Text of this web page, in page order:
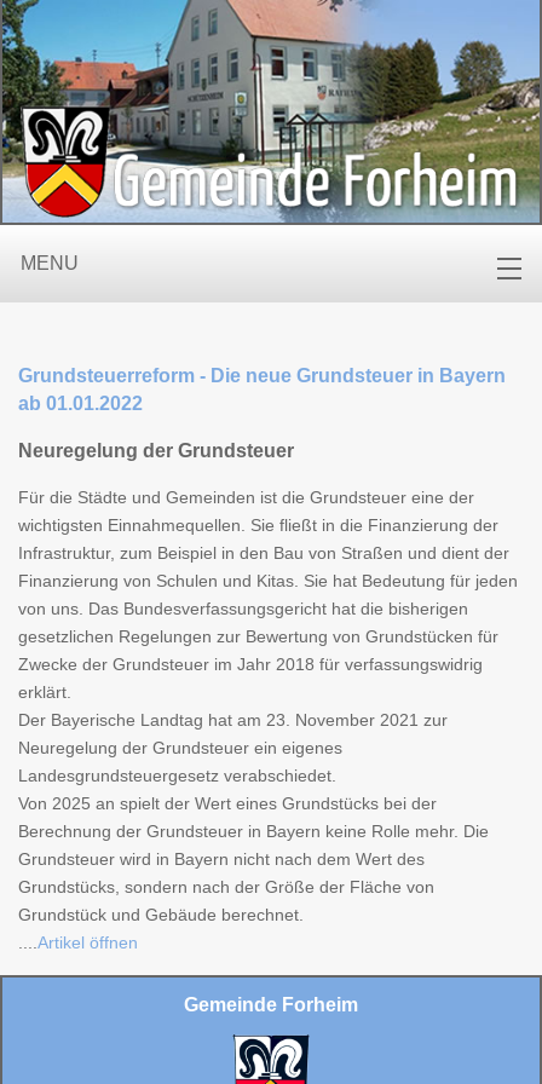
MENU
Grundsteuerreform - Die neue Grundsteuer in Bayern
ab 01.01.2022
Neuregelung der Grundsteuer
Für die Städte und Gemeinden ist die Grundsteuer eine der
wichtigsten Einnahmequellen. Sie fließt in die Finanzierung der
Infrastruktur, zum Beispiel in den Bau von Straßen und dient der
Finanzierung von Schulen und Kitas. Sie hat Bedeutung für jeden
von uns. Das Bundesverfassungsgericht hat die bisherigen
gesetzlichen Regelungen zur Bewertung von Grundstücken für
Zwecke der Grundsteuer im Jahr 2018 für verfassungswidrig
erklärt.
Der Bayerische Landtag hat am 23. November 2021 zur
Neuregelung der Grundsteuer ein eigenes
Landesgrundsteuergesetz verabschiedet.
Von 2025 an spielt der Wert eines Grundstücks bei der
Berechnung der Grundsteuer in Bayern keine Rolle mehr. Die
Grundsteuer wird in Bayern nicht nach dem Wert des
Grundstücks, sondern nach der Größe der Fläche von
Grundstück und Gebäude berechnet.
....Artikel öffnen
Gemeinde Forheim